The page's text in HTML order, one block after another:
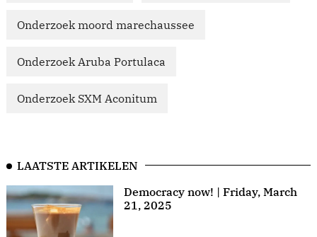
Onderzoek moord marechaussee
Onderzoek Aruba Portulaca
Onderzoek SXM Aconitum
LAATSTE ARTIKELEN
Democracy now! | Friday, March
21, 2025